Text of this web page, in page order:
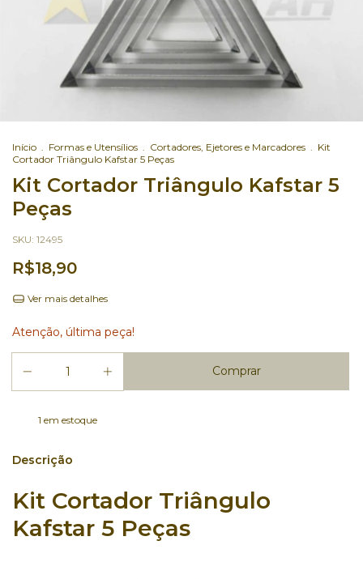
Início Formas e Utensílios Cortadores, Ejetores e Marcadores
Kit
Cortador Triângulo Kafstar 5 Peças
Kit Cortador Triângulo Kafstar 5
Peças
SKU: 12495
R$18,90
Ver mais detalhes
Atenção, última peça!
1 em estoque
Descrição
Kit Cortador Triângulo
Kafstar 5 Peças